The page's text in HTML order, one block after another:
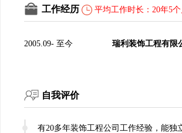
工作经历 平均工作时长：20年5个
2005.09- 至今 瑞利装饰工程有限
自我评价
有20多年装饰工程公司工作经验，能独